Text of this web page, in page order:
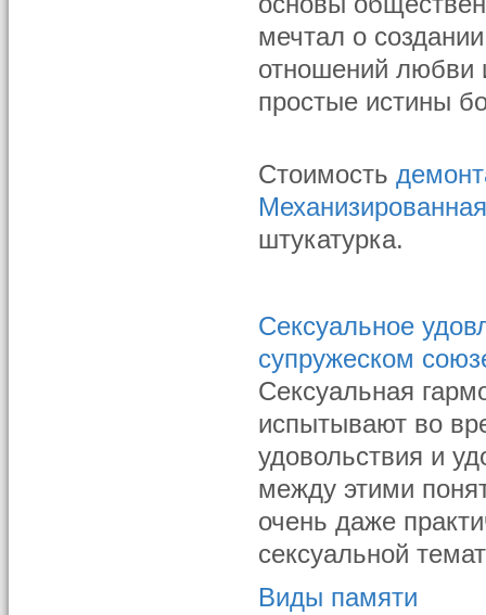
мечтал о
отношений любви
простые истины
Стоимость
штукатурка.
Сексуальное
супружеском
Сексуальная
испытывают во
удовольствия и
между этими
очень даже
сексуальной
Виды памяти